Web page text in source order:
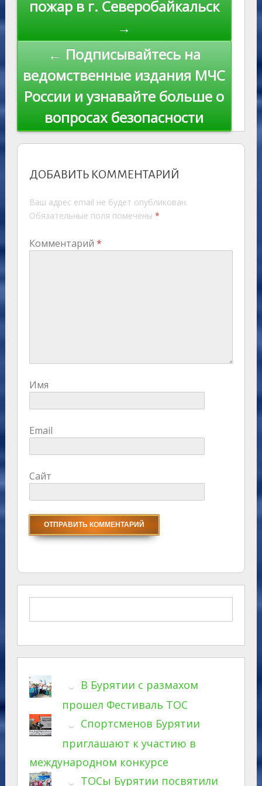
пожар в г. Северобайкальск
→
← Подписывайтесь на
ведомственные издания МЧС
России и узнавайте больше о
вопросах безопасности
ДОБАВИТЬ КОММЕНТАРИЙ
Ваш адрес email не будет опубликован.
Обязательные поля помечены *
Комментарий *
Имя
Email
Сайт
В Бурятии с размахом
прошел Фестиваль ТОС
Спортсменов Бурятии
приглашают к участию в
международном конкурсе
ТОСы Бурятии посвятили